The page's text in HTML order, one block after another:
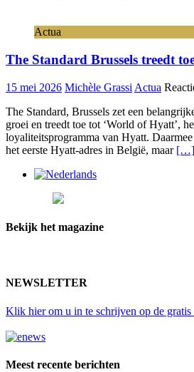
Actua
The Standard Brussels treedt
15 mei 2026 Michèle Grassi Actua
The Standard, Brussels zet een
groei en treedt toe tot ‘World of Hyatt’,
loyaliteitsprogramma van Hyatt.
het eerste Hyatt-adres in België, maar […]
Bekijk het magazine
NEWSLETTER
Klik hierom u in te schrijven op de gratis
Meest recente berichten